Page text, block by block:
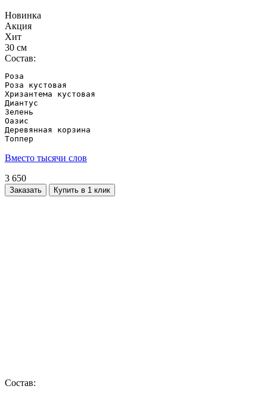
Новинка
Акция
Хит
30 см
Состав:
Роза
Роза кустовая
Хризантема кустовая
Диантус
Зелень
Оазис
Деревянная корзина
Топпер
Вместо тысячи слов
3 650
Заказать Купить в 1 клик
Состав: